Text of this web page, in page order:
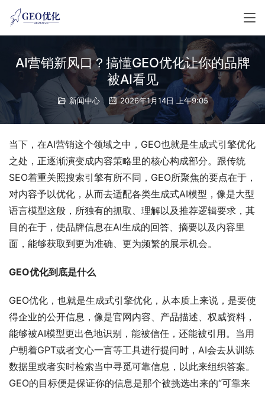
AI营销新风口？搞懂GEO优化让你的品牌
被AI看见
新闻中心 2026年1月14日 上午9:05
当下，在AI营销这个领域之中，GEO也就是生成式引擎优化
之处，正逐渐演变成内容策略里的核心构成部分。跟传统
SEO着重关照搜索引擎有所不同，GEO所聚焦的要点在于，
对内容予以优化，从而去适配各类生成式AI模型，像是大型
语言模型这般，所独有的抓取、理解以及推荐逻辑要求，其
目的在于，使品牌信息在AI生成的回答、摘要以及内容里
面，能够获取到更为准确、更为频繁的展示机会。
GEO优化到底是什么
GEO优化，也就是生成式引擎优化，从本质上来说，是要使
得企业的公开信息，像是官网内容、产品描述、权威资料，
能够被AI模型更出色地识别，能被信任，还能被引用。当用
户朝着GPT或者文心一言等工具进行提问时，AI会去从训练
数据里或者实时检索当中寻觅可靠信息，以此来组织答案。
GEO的目标便是保证你的信息是那个被挑选出来的“可靠来